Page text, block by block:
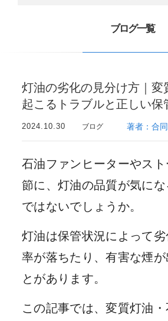
ブログ一覧
灯油の劣化の見分け方｜変
起こるトラブルと正しい保
2024.10.30 ブログ 著者：合
石油ファンヒーターやス
節に、灯油の品質が気に
ではないでしょうか。
灯油は保管状況によって
率が落ちたり、有害な煙が
とがあります。
この記事では、変質灯油